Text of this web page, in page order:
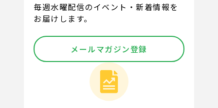
毎週水曜配信のイベント・新着情報を
お届けします。
メールマガジン登録